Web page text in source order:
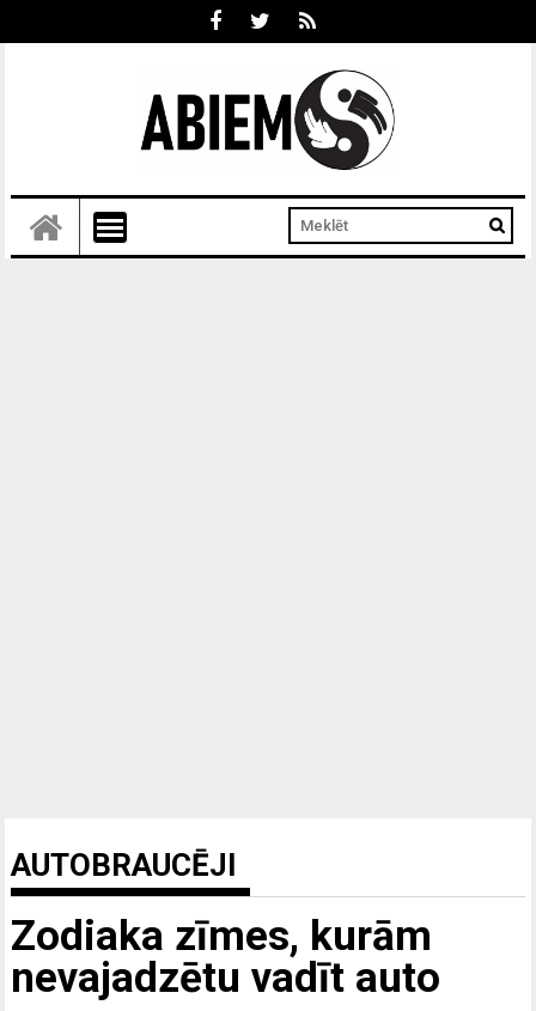
AUTOBRAUCĒJI
Zodiaka zīmes, kurām
nevajadzētu vadīt auto